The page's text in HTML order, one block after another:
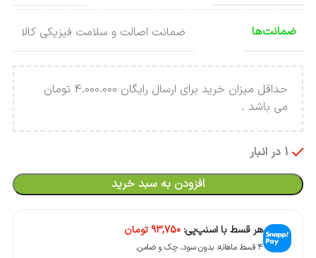
ضمانت‌ها ضمانت اصالت و سلامت فیزیکی کالا
حداقل میزان خرید برای ارسال رایگان 4.000.000 تومان
می باشد .
1 در انبار
افزودن به سبد خرید
هر قسط با اسنپ‌پی: 93,750 تومان
۴ قسط ماهانه. بدون سود، چک و ضامن.